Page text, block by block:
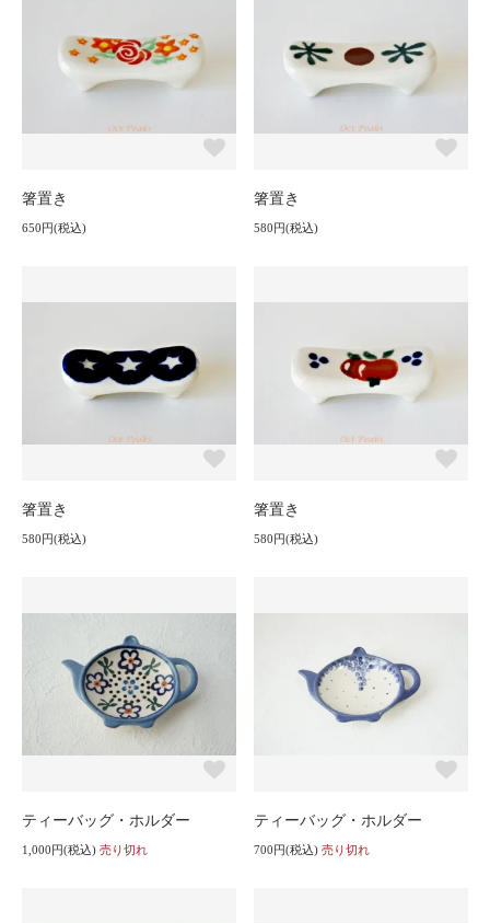
箸置き
650円(税込)
箸置き
580円(税込)
箸置き
580円(税込)
箸置き
580円(税込)
ティーバッグ・ホルダー
1,000円(税込) 売り切れ
ティーバッグ・ホルダー
700円(税込) 売り切れ